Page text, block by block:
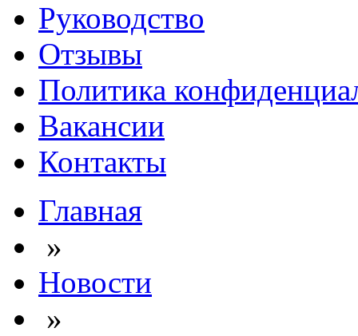
Руководство
Отзывы
Политика
Вакансии
Контакты
Главная
»
Новости
»